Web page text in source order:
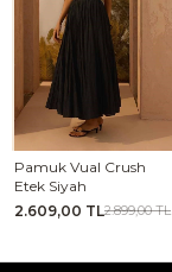
Pamuk Vual Crush
Etek Siyah
2.609,00 TL2.899,00 TL